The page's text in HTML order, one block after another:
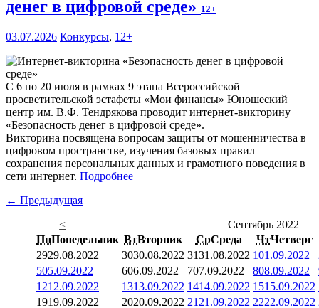
денег в цифровой среде» 12+
03.07.2026 Конкурсы, 12+
С 6 по 20 июля в рамках 9 этапа Всероссийской
просветительской эстафеты «Мои финансы» Юношеский
центр им. В.Ф. Тендрякова проводит интернет-викторину
«Безопасность денег в цифровой среде».
Викторина посвящена вопросам защиты от мошенничества в
цифровом пространстве, изучения базовых правил
сохранения персональных данных и грамотного поведения в
сети интернет. Подробнее
← Предыдущая
<
Сентябрь 2022
ПнПонедельник ВтВторник СрСреда ЧтЧетверг
2929.08.2022 3030.08.2022 3131.08.2022 101.09.2022
505.09.2022 606.09.2022 707.09.2022 808.09.2022
1212.09.2022 1313.09.2022 1414.09.2022 1515.09.2022
1919.09.2022 2020.09.2022 21 21.09.2022 2222.09.2022